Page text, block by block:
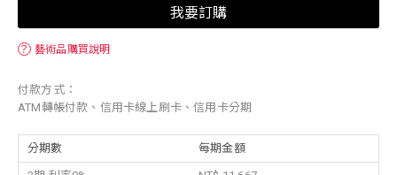
我要訂購
？ 藝術品購買說明
付款方式：
ATM轉帳付款、信用卡線上刷卡、信用卡分期
分期數 每期金額